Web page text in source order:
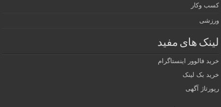
کسب وکار
ورزشی
لینک های مفید
خرید فالوور اینستاگرام
خرید بک لینک
رپورتاژ آگهی